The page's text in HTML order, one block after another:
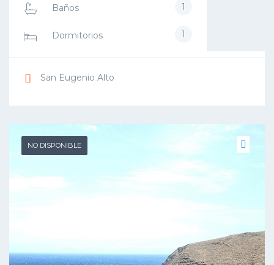
Baños 1
Dormitorios 1
San Eugenio Alto
NO DISPONIBLE